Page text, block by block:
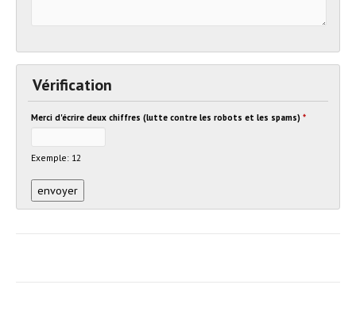
Vérification
Merci d'écrire deux chiffres (lutte contre les robots et les spams) *
Exemple: 12